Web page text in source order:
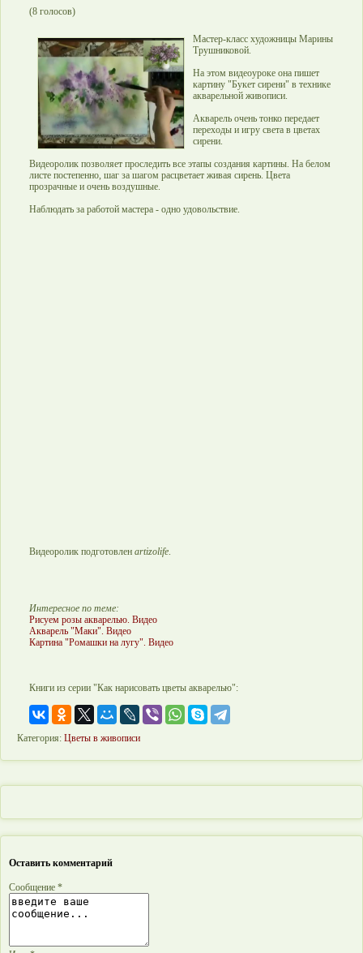
(8 голосов)
Мастер-класс художницы Марины
Трушниковой.
На этом видеоуроке она пишет
картину "Букет сирени" в технике
акварельной живописи.
Акварель очень тонко передает
переходы и игру света в цветах
сирени.
Видеоролик позволяет проследить все этапы создания картины. На белом
листе постепенно, шаг за шагом расцветает живая сирень. Цвета
прозрачные и очень воздушные.
Наблюдать за работой мастера - одно удовольствие.
Видеоролик подготовлен artizolife.
Интересное по теме:
Рисуем розы акварелью. Видео
Акварель "Маки". Видео
Картина "Ромашки на лугу". Видео
Книги из серии "Как нарисовать цветы акварелью":
Категория: Цветы в живописи
Оставить комментарий
Сообщение *